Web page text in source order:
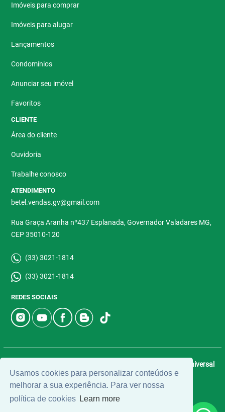
Usamos cookies para personalizar conteúdos e
melhorar a sua experiência. Para ver nossa
política de cookies Learn more
Imóveis para comprar
Imóveis para alugar
Lançamentos
Condomínios
Anunciar seu imóvel
Favoritos
CLIENTE
Área do cliente
Ouvidoria
Trabalhe conosco
ATENDIMENTO
betel.vendas.gv@gmail.com
Rua Graça Aranha nº437 Esplanada, Governador Valadares MG,
CEP 35010-120
(33) 3021-1814
(33) 3021-1814
REDES SOCIAIS
Universal
Software.